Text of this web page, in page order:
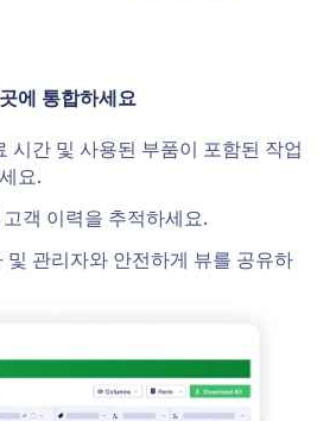
에 통합하세요
시간 및 사용된 부품이 포함된 작업
요.
객 이력을 추적하세요.
및 관리자와 안전하게 뷰를 공유하